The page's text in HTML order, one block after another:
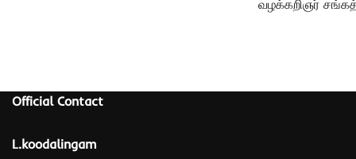
வழக்கறிஞர்
Official Contact
L.koodalingam